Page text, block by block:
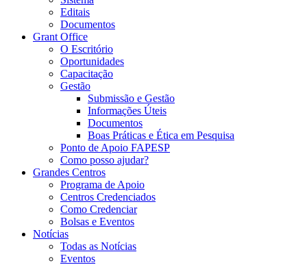
Editais
Documentos
Grant Office
O Escritório
Oportunidades
Capacitação
Gestão
Submissão e Gestão
Informações Úteis
Documentos
Boas Práticas e Ética em Pesquisa
Ponto de Apoio FAPESP
Como posso ajudar?
Grandes Centros
Programa de Apoio
Centros Credenciados
Como Credenciar
Bolsas e Eventos
Notícias
Todas as Notícias
Eventos